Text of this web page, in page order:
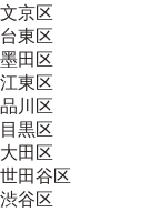
文京区
台東区
墨田区
江東区
品川区
目黒区
大田区
世田谷区
渋谷区